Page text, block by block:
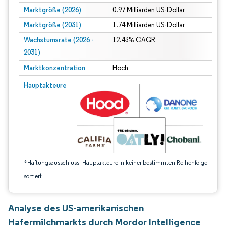
Marktgröße (2026) 0.97 Milliarden US-Dollar
Marktgröße (2031) 1.74 Milliarden US-Dollar
Wachstumsrate (2026 -
2031)
12.43% CAGR
Marktkonzentration Hoch
Hauptakteure
*Haftungsausschluss: Hauptakteure in keiner bestimmten Reihenfolge
sortiert
Bild © Mordor Intelligence. Wiederverwendung erfordert Namensnennung
Analyse des US-amerikanischen
Hafermilchmarkts durch Mordor Intelligence